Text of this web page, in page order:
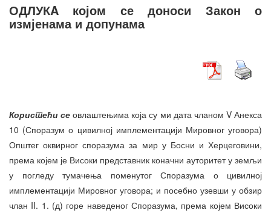
ОДЛУКA којом се доноси Закон о
измјенама и допунама
Користећи сеовлаштењима која су ми дата чланом V Анекса
10 (Споразум о цивилној имплементацији Мировног уговора)
Општег оквирног споразума за мир у Босни и Херцеговини,
према којем је Високи представник коначни ауторитет у земљи
у погледу тумачења поменутог Споразума о цивилној
имплементацији Мировног уговора; и посебно узевши у обзир
члан II. 1. (д) горе наведеног Споразума, према којем Високи